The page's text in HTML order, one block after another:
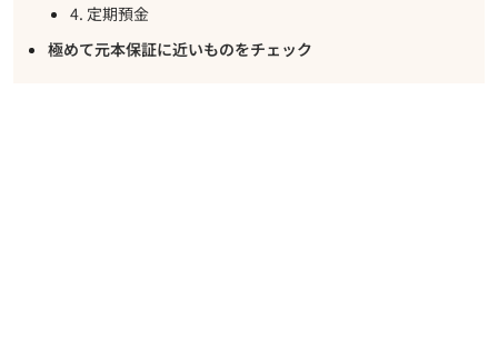
4. 定期預金
極めて元本保証に近いものをチェック